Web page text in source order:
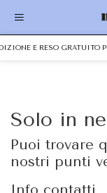
E RESO GRATUITO
Solo in
Puoi trovare
nostri punti